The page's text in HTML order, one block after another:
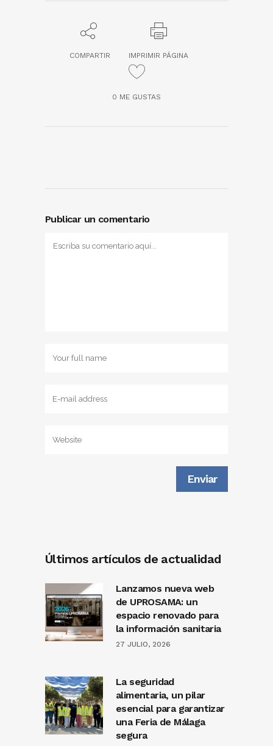
COMPARTIR IMPRIMIR PÁGINA
0 ME GUSTAS
Publicar un comentario
Últimos artículos de actualidad
Lanzamos nueva web
de UPROSAMA: un
espacio renovado para
la información sanitaria
27 JULIO, 2026
La seguridad
alimentaria, un pilar
esencial para garantizar
una Feria de Málaga
segura